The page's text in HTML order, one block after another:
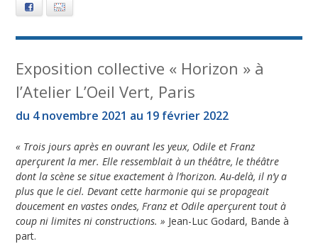
Facebook
Exposition collective « Horizon » à
l’Atelier L’Oeil Vert, Paris
du 4 novembre 2021 au 19 février 2022
« Trois jours après en ouvrant les yeux, Odile et Franz
aperçurent la mer. Elle ressemblait à un théâtre, le théâtre
dont la scène se situe exactement à l’horizon. Au-delà, il n’y a
plus que le ciel. Devant cette harmonie qui se propageait
doucement en vastes ondes, Franz et Odile aperçurent tout à
coup ni limites ni constructions. » Jean-Luc Godard, Bande à
part.